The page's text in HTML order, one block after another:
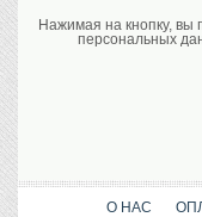
Нажимая на кнопку, вы
персональных
О НАС